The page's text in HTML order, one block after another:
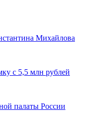
Михайлова
с 5,5 млн рублей
палаты России